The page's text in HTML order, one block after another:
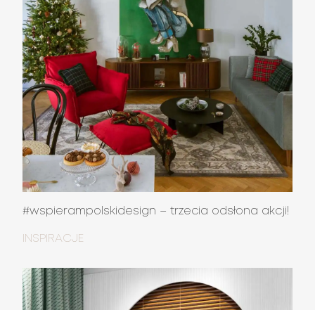
#wspierampolskidesign – trzecia odsłona akcji!
INSPIRACJE